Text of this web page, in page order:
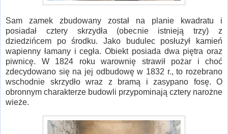
Sam zamek zbudowany został na planie kwadratu i
posiadał cztery skrzydła (obecnie istnieją trzy) z
dziedzińcem po środku. Jako budulec posłużył kamień
wapienny łamany i cegła. Obiekt posiada dwa piętra oraz
piwnicę. W 1824 roku warownię strawił pożar i choć
zdecydowano się na jej odbudowę w 1832 r., to rozebrano
wschodnie skrzydło wraz z bramą i zasypano fosę. O
obronnym charakterze budowli przypominają cztery narożne
wieże.